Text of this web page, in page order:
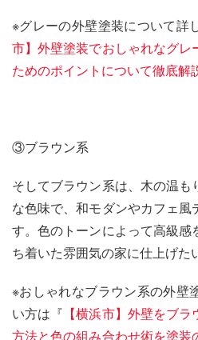
※グレーの外壁塗装について詳
市】外壁塗装でおしゃれなグレ
ためのポイントについて徹底解
③ブラウン系
そしてブラウン系は、木の温
な色味で、和モダンやカフェ
す。色のトーンによって高級感
ち着いた雰囲気の家に仕上げた
※おしゃれなブラウン系の外壁
い方は『 【横浜市】外壁をブ
方法と色の組み合わせ術を塗装